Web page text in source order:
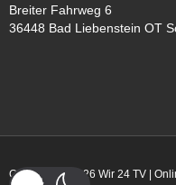
Breiter Fahrweg 6
36448 Bad Liebenstein OT
Copyright © 2026 Wir 24 TV |